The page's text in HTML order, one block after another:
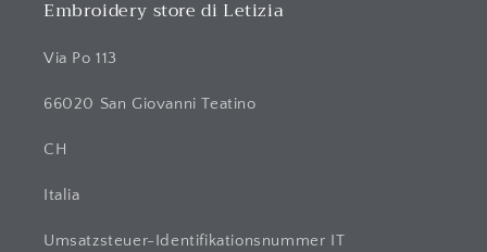
Embroidery store di Letizia
Via Po 113
66020 San Giovanni Teatino
CH
Italia
Umsatzsteuer-Identifikationsnummer IT